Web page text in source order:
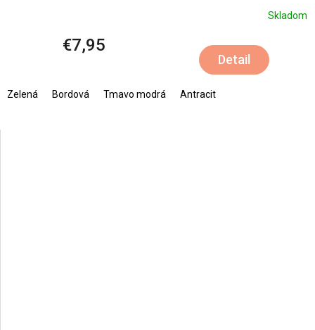
Skladom
€7,95
Detail
Zelená Bordová Tmavo modrá Antracit